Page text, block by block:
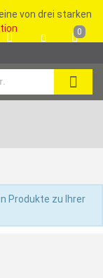
von drei starken
0
Produkte zu Ihrer